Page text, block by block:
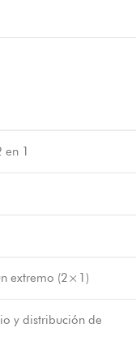
en 1
extremo (2×1)
y distribución de